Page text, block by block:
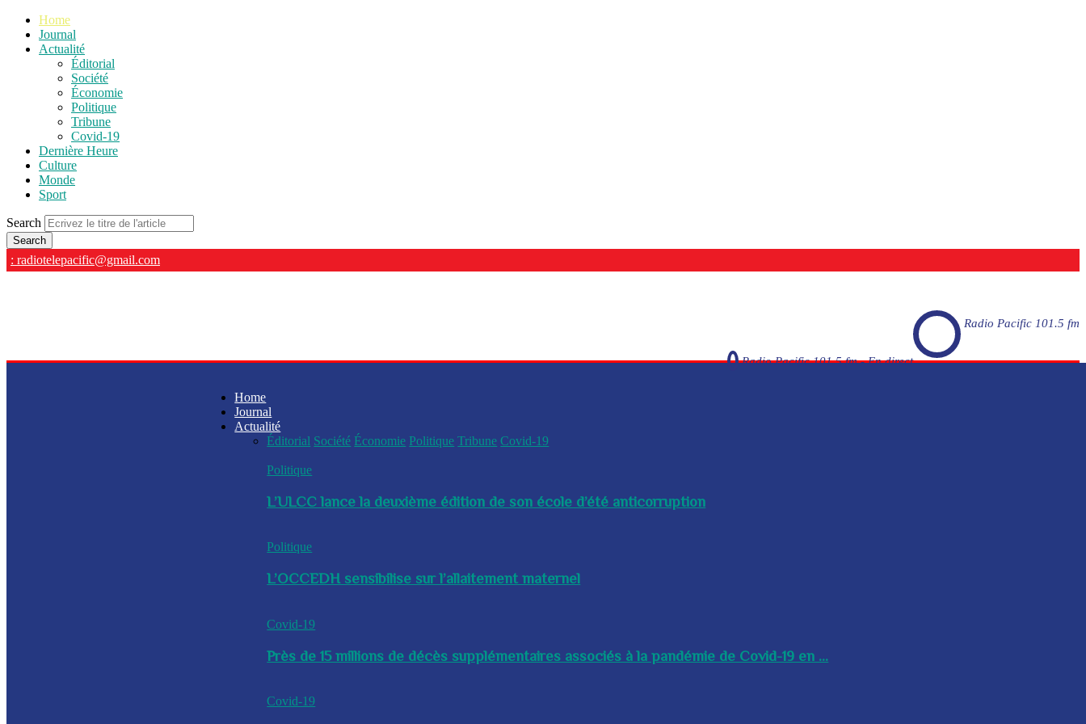
Home
Journal
Actualité
Éditorial
Société
Économie
Politique
Tribune
Covid-19
Dernière Heure
Culture
Monde
Sport
Search
: radiotelepacific@gmail.com
Radio Pacific 101.5 fm
Radio Pacific 101.5 fm - En direct
Home
Journal
Actualité
Éditorial Société Économie Politique Tribune Covid-19
Politique
L’ULCC lance la deuxième édition de son école d’été anticorruption
Politique
L’OCCEDH sensibilise sur l’allaitement maternel
Covid-19
Près de 15 millions de décès supplémentaires associés à la pandémie de Covid-19 en ...
Covid-19